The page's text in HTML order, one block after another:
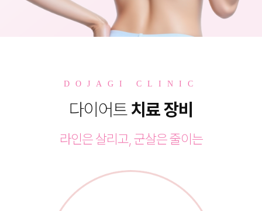
DOJAGI CLINIC
다이어트치료 장비
라인은 살리고, 군살은 줄이는